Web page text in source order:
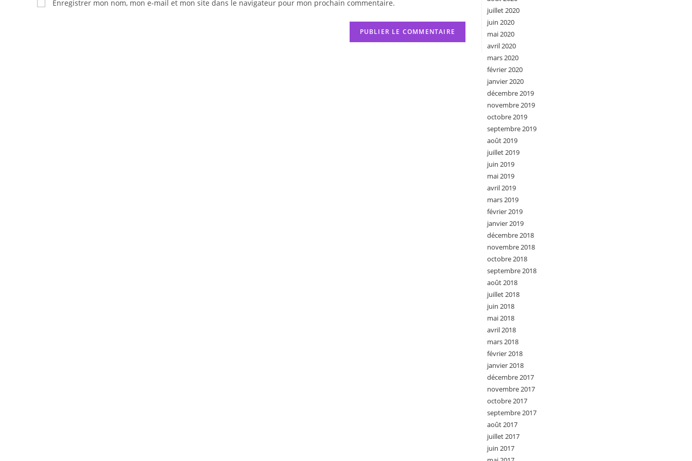
or
(facultatif)
Enregistrer mon nom, mon e-mail et mon site dans le navigateur pour mon prochain commentaire.
juillet 2020
juin 2020
mai 2020
avril 2020
mars 2020
février 2020
janvier 2020
décembre 2019
novembre 2019
octobre 2019
septembre 2019
août 2019
juillet 2019
juin 2019
mai 2019
avril 2019
mars 2019
février 2019
janvier 2019
décembre 2018
novembre 2018
octobre 2018
septembre 2018
août 2018
juillet 2018
juin 2018
mai 2018
avril 2018
mars 2018
février 2018
janvier 2018
décembre 2017
novembre 2017
octobre 2017
septembre 2017
août 2017
juillet 2017
juin 2017